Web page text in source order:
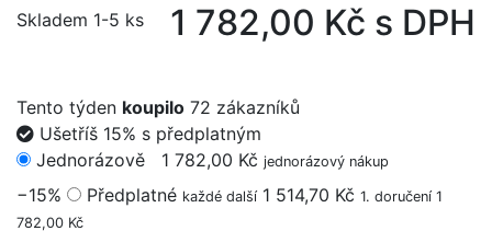
Skladem 1-5 ks 1 782,00 Kč s DPH
Tento týden koupilo 72 zákazníků
Ušetříš 15% s předplatným
Jednorázově
1 782,00 Kč jednorázový nákup
−15% Předplatné každé další 1 514,70 Kč 1. doručení 1
782,00 Kč